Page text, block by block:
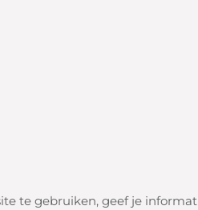
te gebruiken, geef je